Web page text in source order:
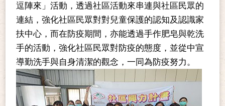
逗陣來」活動，透過社區活動來串連與社區民眾的
連結，強化社區民眾對對兒童保護的認知及認識家
扶中心，而在防疫期間，亦能透過手作肥皂與乾洗
手的活動，強化社區民眾對防疫的態度，並從中宣
導勤洗手與自身清潔的觀念，一同為防疫努力。